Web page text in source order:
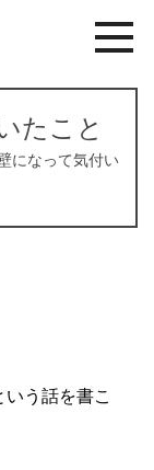
たこと
になって気付いたこ
いう話を書こ